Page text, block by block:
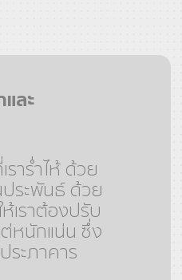
ละ
ราร่ำไห้ ด้วย
ประพันธ์ ด้วย
เราต้องปรับ
หนักแน่น ซึ่ง
ะภาคาร